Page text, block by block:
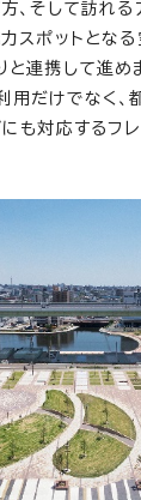
、そして訪れ
スポットとな
と連携して進め
用だけでなく、
も対応するフ